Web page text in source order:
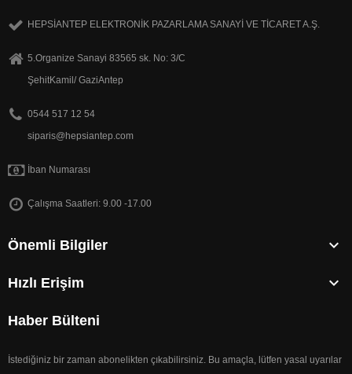
HEPSİANTEP ELEKTRONİK PAZARLAMA SANAYİ VE TİCARET A.Ş.
5.Organize Sanayi 83565 sk. No: 3/C
ŞehitKamil/ GaziAntep
0544 517 12 54
siparis@hepsiantep.com
İban Numarası
Çalışma Saatleri: 9.00 -17.00
Önemli Bilgiler 
Hızlı Erişim 
Haber Bülteni
İstediğiniz bir zaman abonelikten çıkabilirsiniz. Bu amaçla, lütfen yasal uyarılar